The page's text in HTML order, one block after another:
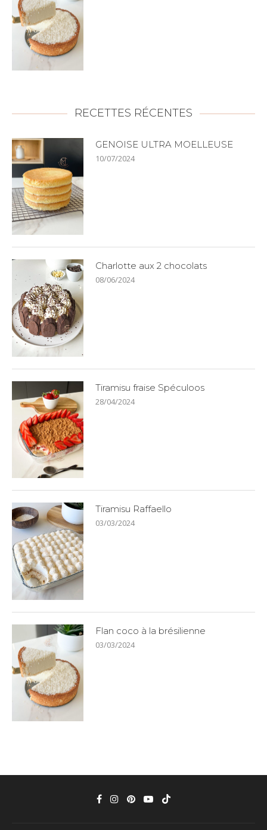
RECETTES RÉCENTES
GENOISE ULTRA MOELLEUSE
10/07/2024
Charlotte aux 2 chocolats
08/06/2024
Tiramisu fraise Spéculoos
28/04/2024
Tiramisu Raffaello
03/03/2024
Flan coco à la brésilienne
03/03/2024